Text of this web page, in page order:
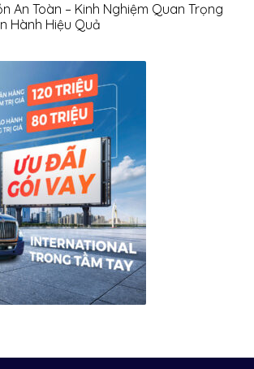
An Toàn – Kinh Nghiệm Quan Trọng
Hành Hiệu Quả